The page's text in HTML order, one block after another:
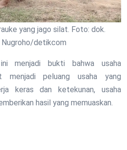
yang jago silat. Foto: dok.
detikcom
menjadi bukti bahwa usaha
menjadi peluang usaha yang
keras dan ketekunan, usaha
hasil yang memuaskan.